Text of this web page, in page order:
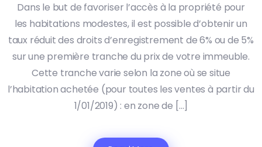
Dans le but de favoriser l’accès à la propriété pour
les habitations modestes, il est possible d’obtenir un
taux réduit des droits d’enregistrement de 6% ou de 5%
sur une première tranche du prix de votre immeuble.
Cette tranche varie selon la zone où se situe
l’habitation achetée (pour toutes les ventes à partir du
1/01/2019) : en zone de […]